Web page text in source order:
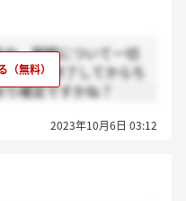
、期間について一切
面接が終了してからち
確定ですかね？
2023年10月6日 03:12